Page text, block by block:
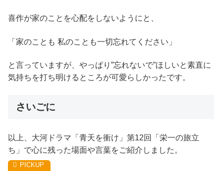
喜作が家のことを心配をしないようにと、
「家のことも 私のことも一切忘れてください」
と言っていますが、やっぱり”忘れないで”ほしいと素直に
気持ちを打ち明けるところが可愛らしかったです。
さいごに
以上、大河ドラマ「青天を衝け」第12回「栄一の旅立
ち」で心に残った場面や言葉をご紹介しました。